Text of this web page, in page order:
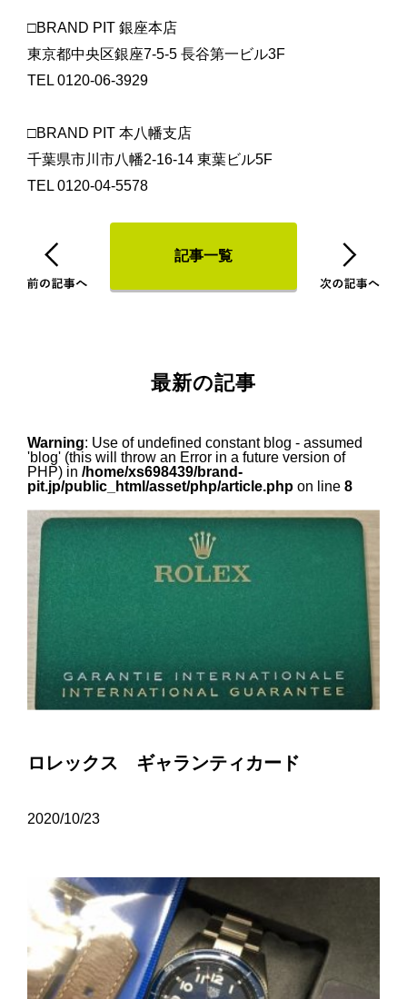
□BRAND PIT 銀座本店
東京都中央区銀座7-5-5 長谷第一ビル3F
TEL 0120-06-3929
□BRAND PIT 本八幡支店
千葉県市川市八幡2-16-14 東葉ビル5F
TEL 0120-04-5578
記事一覧
最新の記事
Warning: Use of undefined constant blog - assumed
'blog' (this will throw an Error in a future version of
PHP) in /home/xs698439/brand-
pit.jp/public_html/asset/php/article.phpon line 8
ロレックス ギャランティカード
2020/10/23